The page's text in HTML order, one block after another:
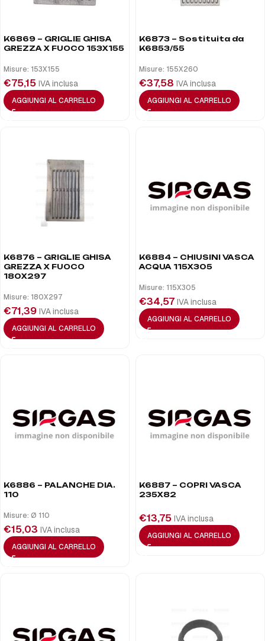
K6869 – GRIGLIE GHISA
GREZZA X FUOCO 153X155
Misure: 153X155
€75,15 IVA inclusa
AGGIUNGI AL CARRELLO
K6873 – Sostituita da
K6853/55
Misure: 155X260
€37,58 IVA inclusa
AGGIUNGI AL CARRELLO
K6876 – GRIGLIE GHISA
GREZZA X FUOCO
180X297
Misure: 180X297
€71,39 IVA inclusa
AGGIUNGI AL CARRELLO
K6884 – CHIUSINI VASCA
ACQUA 115X305
Misure: 115X305
€34,57 IVA inclusa
AGGIUNGI AL CARRELLO
K6886 – PALANCHE DIA.
110
Misure: Ø 110
€15,03 IVA inclusa
AGGIUNGI AL CARRELLO
K6887 – COPRI VASCA
235X82
€13,75 IVA inclusa
AGGIUNGI AL CARRELLO